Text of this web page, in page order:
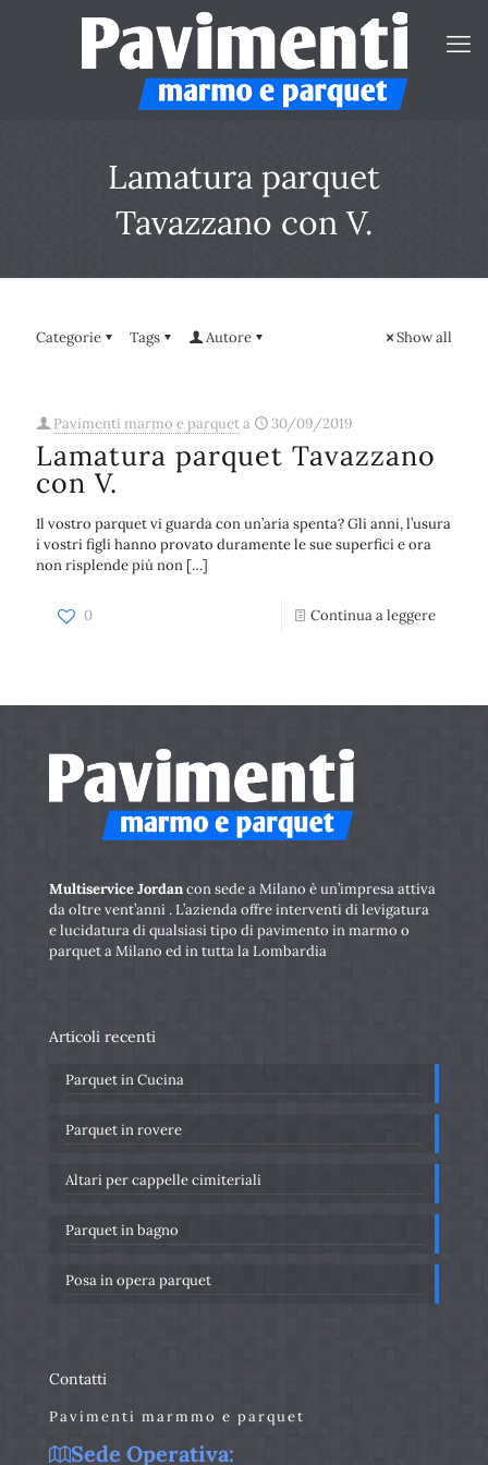
Lamatura parquet
Tavazzano con V.
Categorie Tags Autore Show all
Pavimenti marmo e parqueta 30/09/2019
Lamatura parquet Tavazzano
con V.
Il vostro parquet vi guarda con un’aria spenta? Gli anni, l’usura
i vostri figli hanno provato duramente le sue superfici e ora
non risplende più non […]
0 Continua a leggere
Multiservice Jordancon sede a Milano è un’impresa attiva
da oltre vent’anni . L’azienda offre interventi di levigatura
e lucidatura di qualsiasi tipo di pavimento in marmo o
parquet a Milano ed in tutta la Lombardia
Articoli recenti
Parquet in Cucina
Parquet in rovere
Altari per cappelle cimiteriali
Parquet in bagno
Posa in opera parquet
Contatti
Pavimenti marmmo e parquet
Sede Operativa: